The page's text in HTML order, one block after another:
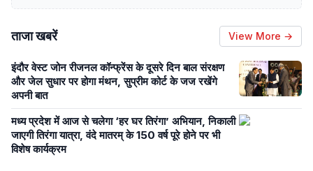
ताजा खबरें View More →
इंदौर वेस्ट जोन रीजनल कॉन्फ्रेंस के दूसरे दिन बाल संरक्षण
और जेल सुधार पर होगा मंथन, सुप्रीम कोर्ट के जज रखेंगे
अपनी बात
मध्य प्रदेश में आज से चलेगा ‘हर घर तिरंगा’ अभियान, निकाली
जाएगी तिरंगा यात्रा, वंदे मातरम् के 150 वर्ष पूरे होने पर भी
विशेष कार्यक्रम